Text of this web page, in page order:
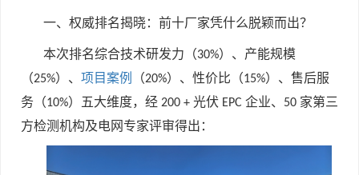
一、权威排名揭晓：前十厂家凭什么脱颖而出？
本次排名综合技术研发力（30%）、产能规模
（25%）、 项目案例 （20%）、性价比（15%）、售后服
务（10%）五大维度，经 200 + 光伏 EPC 企业、 50 家第三
方检测机构及电网专家评审得出：